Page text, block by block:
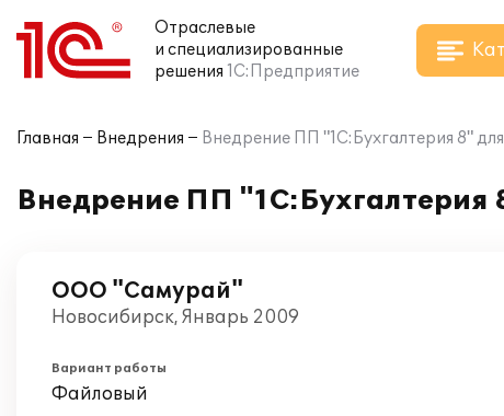
Отраслевые
и специализированные
решения 1С:Предприятие
Главная Внедрения Внедрение ПП "1С:Бухгалтерия 8"
Внедрение ПП "1С:Бухгалтерия
ООО "Самурай"
Новосибирск, Январь 2009
Вариант работы
Файловый